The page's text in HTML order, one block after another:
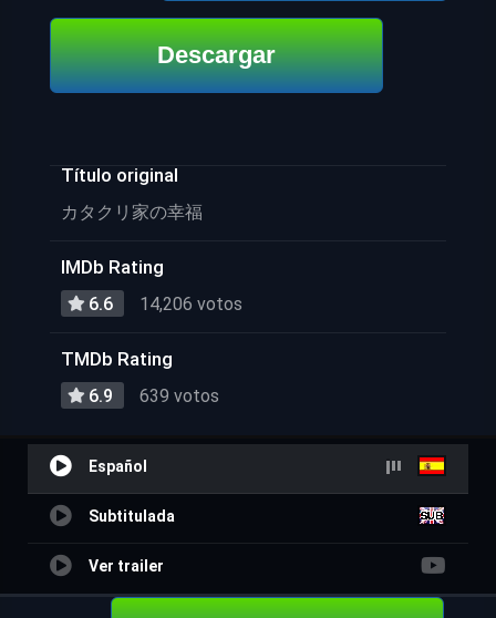
Descargar
Título original
カタクリ家の幸福
IMDb Rating
6.6 14,206 votos
TMDb Rating
6.9 639 votos
Español
Subtitulada
Ver trailer